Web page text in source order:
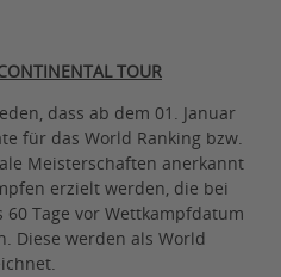
TOUR
dass ab dem 01. Januar
für das World Ranking bzw.
Meisterschaften anerkannt
erzielt werden, die bei
Tage vor Wettkampfdatum
Diese werden als World